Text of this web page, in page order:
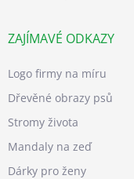
ZAJÍMAVÉ ODKAZY
Logo firmy na míru
Dřevěné obrazy psů
Stromy života
Mandaly na zeď
Dárky pro ženy